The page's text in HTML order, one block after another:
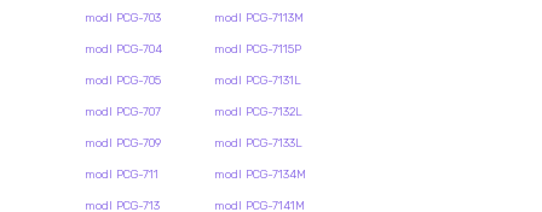
modl PCG-703
modl PCG-704
modl PCG-705
modl PCG-707
modl PCG-709
modl PCG-711
modl PCG-713
modl PCG-7113M
modl PCG-7115P
modl PCG-7131L
modl PCG-7132L
modl PCG-7133L
modl PCG-7134M
modl PCG-7141M